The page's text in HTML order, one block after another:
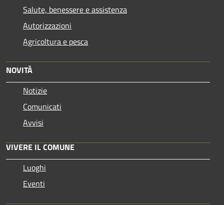
Salute, benessere e assistenza
Autorizzazioni
Agricoltura e pesca
NOVITÀ
Notizie
Comunicati
Avvisi
VIVERE IL COMUNE
Luoghi
Eventi